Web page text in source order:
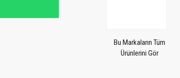
Bu Markaların Tüm
Ürünlerini Gör